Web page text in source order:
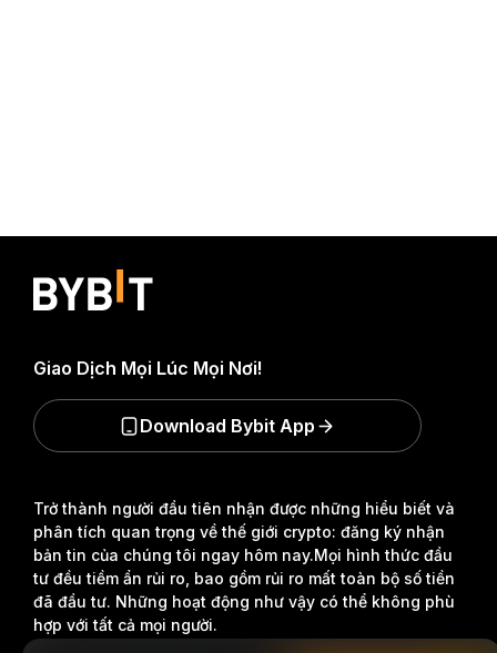
Trở thành người đầu tiên nhận được những hiểu biết và
phân tích quan trọng về thế giới crypto: đăng ký nhận
bản tin của chúng tôi ngay hôm nay.Mọi hình thức đầu
tư đều tiềm ẩn rủi ro, bao gồm rủi ro mất toàn bộ số tiền
đã đầu tư. Những hoạt động như vậy có thể không phù
hợp với tất cả mọi người.
Giao Dịch Mọi Lúc Mọi Nơi!
Download Bybit App